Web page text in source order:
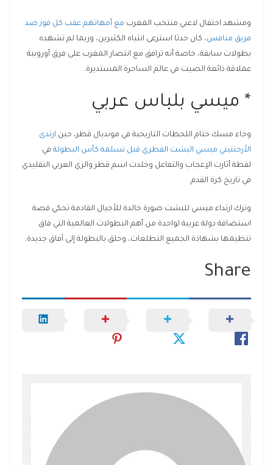
ومشهد احتفال لاعبي منتخب المغرب مع أمهاتهم عقب كل فوز ضد
فريق منافس، كان حدثا استرعى انتباه الكثيرين، وربما لم تشهده
بطولات سابقة، خاصة أنه ترافق مع انتصار المغرب على فرق أوروبية
عملاقة ذائعة الصيت في عالم الساحرة المستديرة.
* ميسي بلباس عربي
وجاء مسك ختام اللحظات التاريخية في مونديال قطر، حين ارتدى
الأرجنتيني ميسي البشت القطري قبل تسلمه كأس البطولة في
لقطة أثارت الإعجاب والتفاعل وخلدت اسم قطر والزي العربي التقليدي
في تاريخ كرة القدم.
وترك ارتداء ميسي للبشت صورة خالدة للأجيال القادمة تحكي قصة
استضافة دولة عربية لواحدة من أهم البطولات العالمية التي فاق
تنظيمها بشهادة الجميع التطلعات، وحلق بالبطولة إلى آفاق جديدة.
Share